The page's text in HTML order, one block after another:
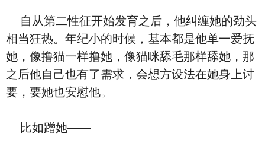
自从第二性征开始发育之后，他纠缠她的劲头
相当狂热。年纪小的时候，基本都是他单一爱抚
她，像撸猫一样撸她，像猫咪舔毛那样舔她，那
之后他自己也有了需求，会想方设法在她身上讨
要，要她也安慰他。
比如蹭她——